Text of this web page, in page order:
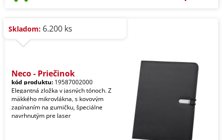
Skladom: 6.200 ks
Neco - Priečinok
kód produktu: 19587002000
Elegantná zložka v jasných tónoch. Z
mäkkého mikrovlákna, s kovovým
zapínaním na gumičku, špeciálne
navrhnutým pre laser